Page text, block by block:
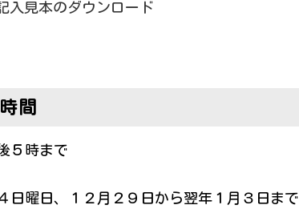
間
５時まで
曜日、１２月２９日から翌年１月３日まで